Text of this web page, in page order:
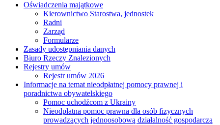
Oświadczenia majątkowe
Kierownictwo Starostwa, jednostek
Radni
Zarząd
Formularze
Zasady udostępniania danych
Biuro Rzeczy Znalezionych
Rejestry umów
Rejestr umów 2026
Informacje na temat nieodpłatnej pomocy prawnej i
poradnictwa obywatelskiego
Pomoc uchodźcom z Ukrainy
Nieodpłatna pomoc prawna dla osób fizycznych
prowadzących jednoosobową działalność gospodarczą